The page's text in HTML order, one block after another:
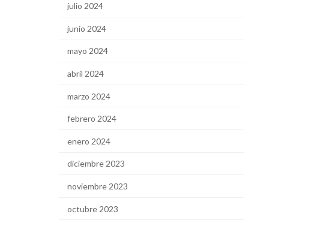
julio 2024
junio 2024
mayo 2024
abril 2024
marzo 2024
febrero 2024
enero 2024
diciembre 2023
noviembre 2023
octubre 2023